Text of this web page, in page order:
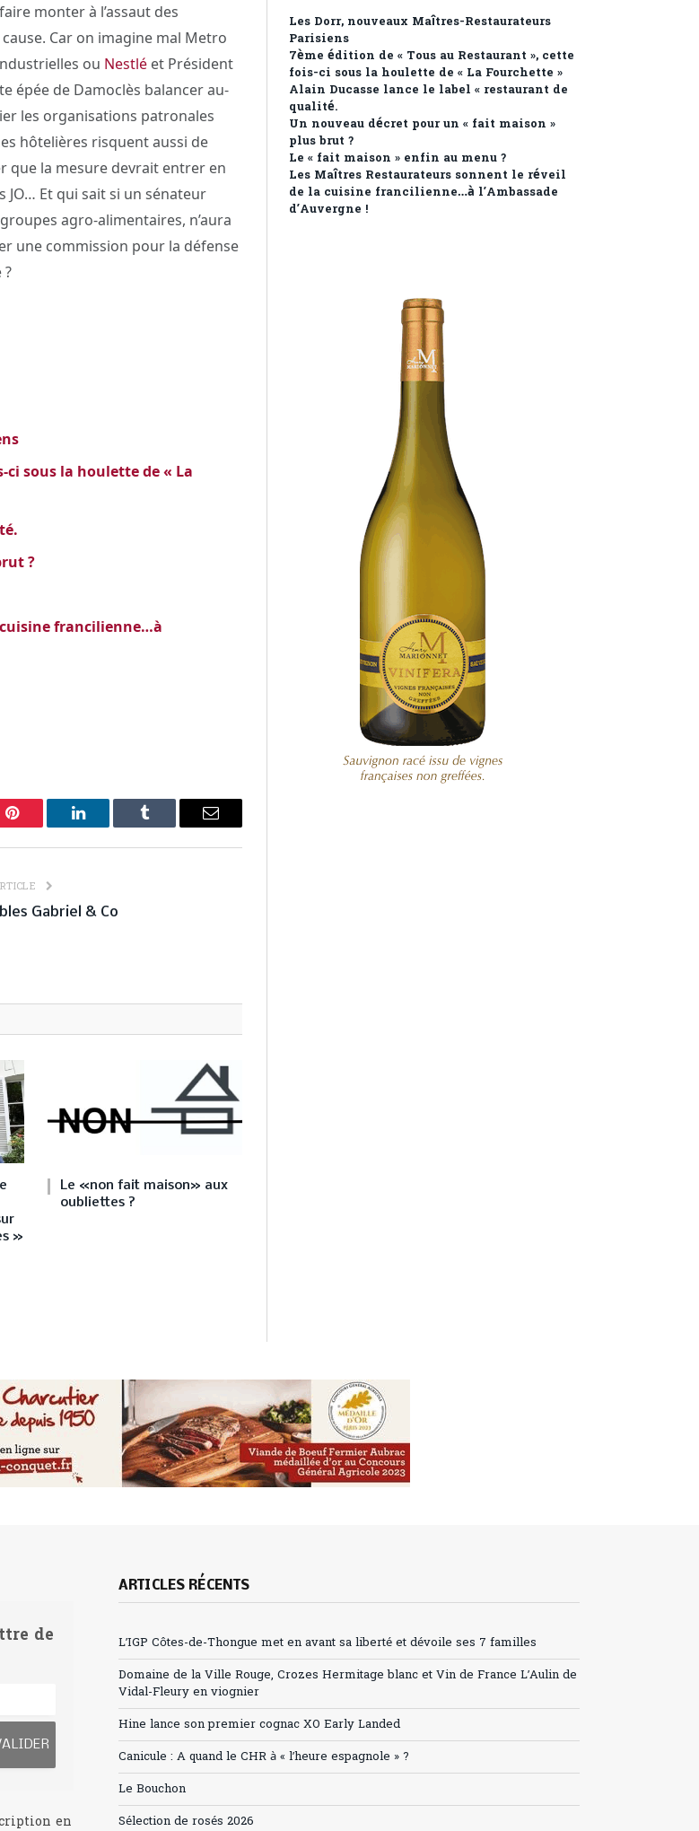
monter à l’assaut des
Car on imagine mal Metro
ou Nestlé et Président
épée de Damoclès balancer au-
les organisations patronales
hôtelières risquent aussi de
que la mesure devrait entrer en
JO… Et qui sait si un sénateur
agro-alimentaires, n’aura
une commission pour la défense
?
sous la houlette de « La
?
francilienne…à
Pinterest LinkedIn Tumblr Email
Gabriel & Co
»
Le «non fait maison» aux
oubliettes ?
Les Dorr, nouveaux Maîtres-Restaurateurs
Parisiens
7ème édition de « Tous au Restaurant », cette
fois-ci sous la houlette de « La Fourchette »
Alain Ducasse lance le label « restaurant de
qualité.
Un nouveau décret pour un « fait maison »
plus brut ?
Le « fait maison » enfin au menu ?
Les Maîtres Restaurateurs sonnent le réveil
de la cuisine francilienne…à l’Ambassade
d’Auvergne !
de
en
ARTICLES RÉCENTS
L’IGP Côtes-de-Thongue met en avant sa liberté et dévoile ses 7 familles
Domaine de la Ville Rouge, Crozes Hermitage blanc et Vin de France L’Aulin de
Vidal-Fleury en viognier
Hine lance son premier cognac XO Early Landed
Canicule : A quand le CHR à « l’heure espagnole » ?
Le Bouchon
Sélection de rosés 2026